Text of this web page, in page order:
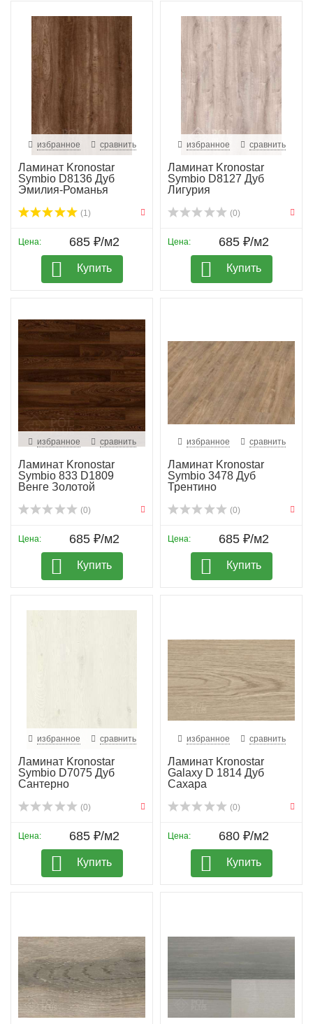
избранное сравнить
Ламинат Kronostar
Symbio D8136 Дуб
Эмилия-Романья
(1)
Цена: 685 ₽/м2
Купить
избранное сравнить
Ламинат Kronostar
Symbio D8127 Дуб
Лигурия
(0)
Цена: 685 ₽/м2
Купить
избранное сравнить
Ламинат Kronostar
Symbio 833 D1809
Венге Золотой
(0)
Цена: 685 ₽/м2
Купить
избранное сравнить
Ламинат Kronostar
Symbio 3478 Дуб
Трентино
(0)
Цена: 685 ₽/м2
Купить
избранное сравнить
Ламинат Kronostar
Symbio D7075 Дуб
Сантерно
(0)
Цена: 685 ₽/м2
Купить
избранное сравнить
Ламинат Kronostar
Galaxy D 1814 Дуб
Сахара
(0)
Цена: 680 ₽/м2
Купить